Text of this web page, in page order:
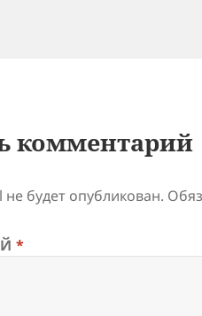
комментарий
будет опубликован.
*